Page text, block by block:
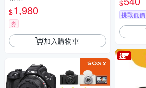
$1,980
券
加入購物車
$
挑戰低價